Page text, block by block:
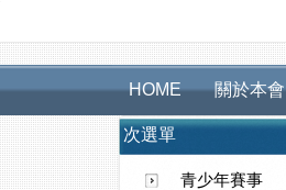
HOME 關於本會
次選單
青少年賽事